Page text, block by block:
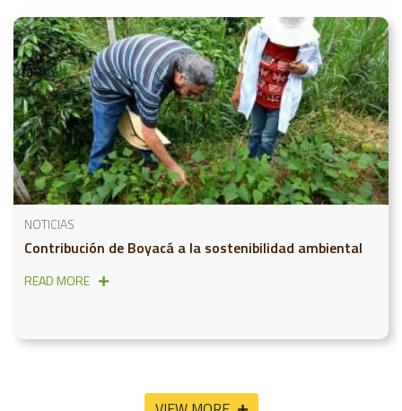
NOTICIAS
Contribución de Boyacá a la sostenibilidad ambiental
READ MORE